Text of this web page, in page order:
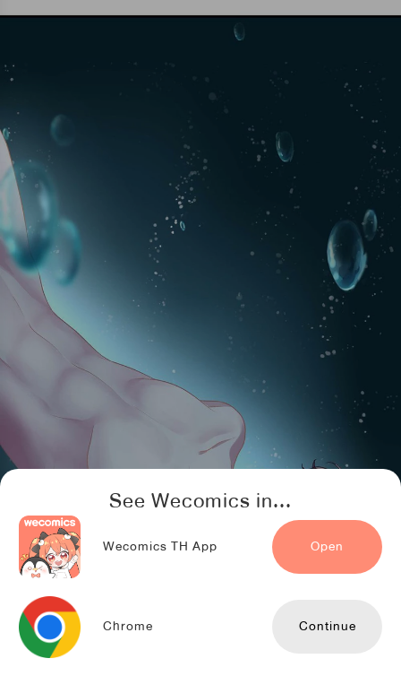
See Wecomics in...
Wecomics TH App Open
Chrome Continue